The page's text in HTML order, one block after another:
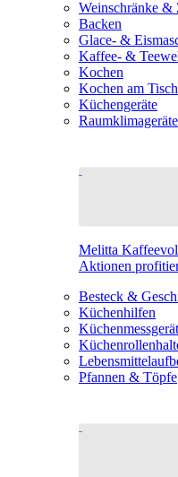
Weinschränke &
Backen
Glace- &
Kaffee- &
Kochen
Kochen am Tisch
Küchengeräte
Raumklimageräte
Melitta
Aktionen
Besteck &
Küchenhilfen
Pfannen & Töpfe